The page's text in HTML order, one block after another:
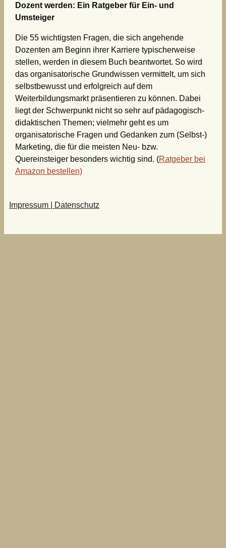
Dozent werden: Ein Ratgeber für Ein- und
Umsteiger
Die 55 wichtigsten Fragen, die sich angehende
Dozenten am Beginn ihrer Karriere typischerweise
stellen, werden in diesem Buch beantwortet. So wird
das organisatorische Grundwissen vermittelt, um sich
selbstbe­wusst und erfolgreich auf dem
Weiterbildungsmarkt präsentieren zu können. Dabei
liegt der Schwerpunkt nicht so sehr auf pädagogisch-
didaktischen Themen; viel­mehr geht es um
organisatorische Fragen und Gedanken zum (Selbst-)
Marketing, die für die meisten Neu- bzw.
Quereinsteiger besonders wichtig sind. (Ratgeber bei
Amazon bestellen)
Impressum | Datenschutz